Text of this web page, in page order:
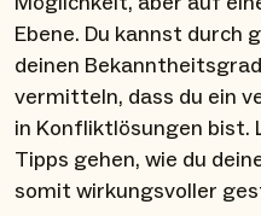
Ebene. Du kannst durch
deinen
vermitteln, dass du ein
in Konfliktlösungen bist.
Tipps gehen, wie du
somit wirkungsvoller